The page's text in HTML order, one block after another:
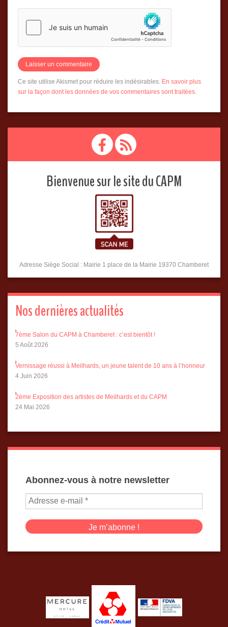
Ce site utilise Akismet pour réduire les indésirables. En savoir plus
sur la façon dont les données de vos commentaires sont traitées
Bienvenue sur le site du CAPM
Adresse Siège Social : Mairie 1 place de la Mairie 19370 Chamberet
Nos dernières actualités
7ème Salon du CAPM à Chamberet : c’est bientôt !
5 Août 2026
Vernissage réussi à Meilhards, un jeune talent de 10 ans à l’honneur
4 Juin 2026
2ème Exposition des artistes de Meilhards et du CAPM
24 Mai 2026
Abonnez-vous à notre newsletter